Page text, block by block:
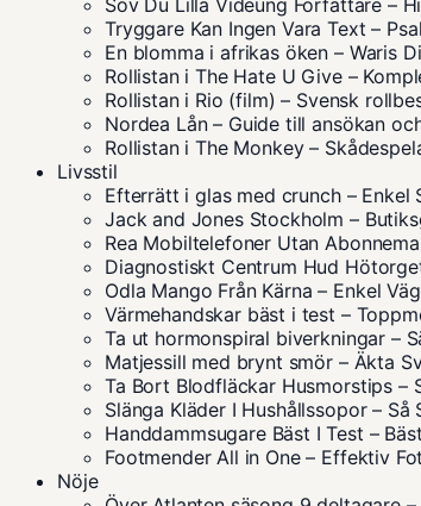
Sov Du Lilla Videung Författare –
Tryggare Kan Ingen Vara Text –
En blomma i afrikas öken – Waris
Rollistan i The Hate U Give –
Rollistan i Rio (film) – Svensk
Nordea Lån – Guide till ansökan
Rollistan i The Monkey –
Livsstil
Efterrätt i glas med crunch – Enkel
Jack and Jones Stockholm –
Rea Mobiltelefoner Utan
Diagnostiskt Centrum Hud
Odla Mango Från Kärna – Enkel
Värmehandskar bäst i test –
Ta ut hormonspiral biverkningar –
Matjessill med brynt smör – Äkta
Ta Bort Blodfläckar Husmorstips –
Slänga Kläder I Hushållssopor – Så
Handdammsugare Bäst I Test –
Footmender All in One – Effektiv
Nöje